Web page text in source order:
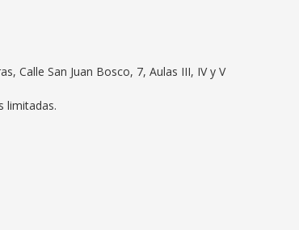
Calle San Juan Bosco, 7, Aulas III, IV y V
limitadas.